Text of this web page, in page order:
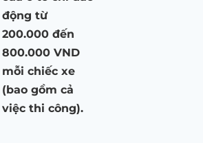
động từ
200.000 đến
800.000 VND
mỗi chiếc xe
(bao gồm cả
việc thi công).